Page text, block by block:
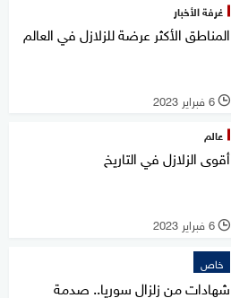
غرفة الأخبار
المناطق الأكثر عرضة للزلازل في العالم
l 6 فبراير 2023
عالم
أقوى الزلازل في التاريخ
l 6 فبراير 2023
خاص
شهادات من زلزال سوريا.. صدمة